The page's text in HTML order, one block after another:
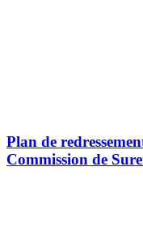
Plan de
Commission de